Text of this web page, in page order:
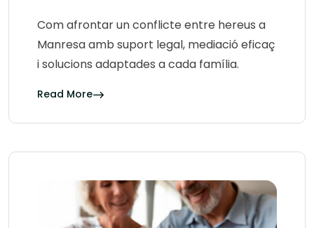
Com afrontar un conflicte entre hereus a
Manresa amb suport legal, mediació eficaç
i solucions adaptades a cada família.
Read More